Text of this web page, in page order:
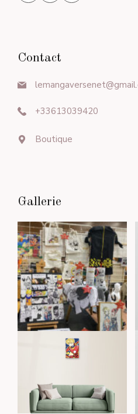
Contact
+33613039420
Boutique
Gallerie